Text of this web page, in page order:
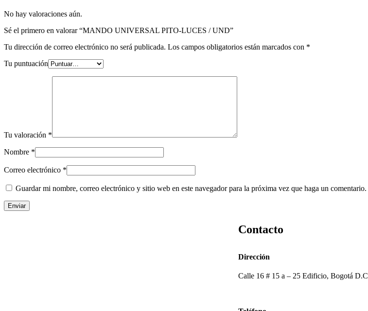
No hay valoraciones aún.
Sé el primero en valorar “MANDO UNIVERSAL PITO-LUCES / UND”
Tu dirección de correo electrónico no será publicada. Los campos obligatorios están marcados con *
Tu puntuación
Tu valoración *
Nombre *
Correo electrónico *
Guardar mi nombre, correo electrónico y sitio web en este navegador para la próxima vez que haga un comentario.
Contacto
Dirección
Calle 16 # 15 a – 25 Edificio, Bogotá D.C